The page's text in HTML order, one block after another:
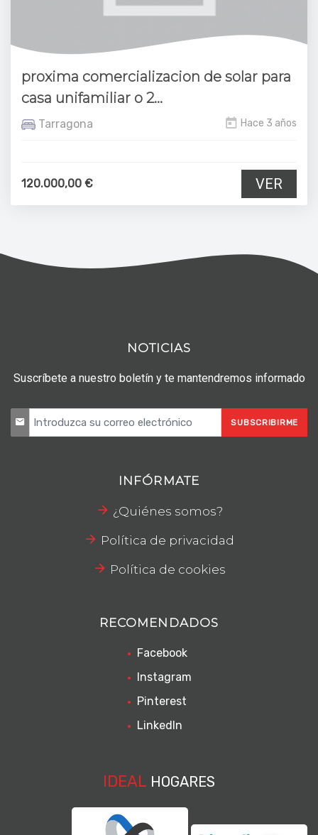
proxima comercializacion de solar para
casa unifamiliar o 2...
Tarragona Hace 3 años
120.000,00 € VER
NOTICIAS
Suscríbete a nuestro boletín y te mantendremos informado
SUBSCRIBIRME
INFÓRMATE
¿Quiénes somos?
Política de privacidad
Política de cookies
RECOMENDADOS
Facebook
Instagram
Pinterest
LinkedIn
IDEAL HOGARES